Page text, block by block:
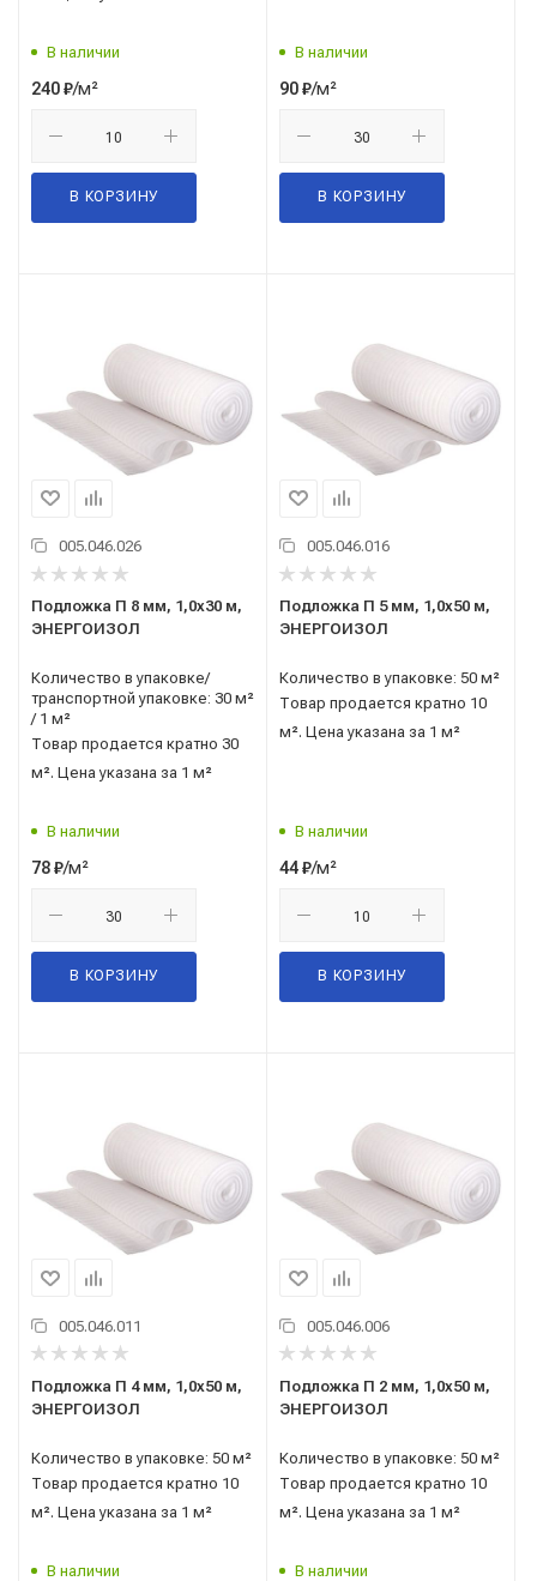
В наличии
240₽/м²
В КОРЗИНУ
В наличии
90₽/м²
В КОРЗИНУ
005.046.026
Подложка П 8 мм, 1,0x30 м,
ЭНЕРГОИЗОЛ
Количество в упаковке/
транспортной упаковке: 30 м²
/ 1 м²
Товар продается кратно 30
м². Цена указана за 1 м²
В наличии
78₽/м²
В КОРЗИНУ
005.046.016
Подложка П 5 мм, 1,0x50 м,
ЭНЕРГОИЗОЛ
Количество в упаковке: 50 м²
Товар продается кратно 10
м². Цена указана за 1 м²
В наличии
44₽/м²
В КОРЗИНУ
005.046.011
Подложка П 4 мм, 1,0x50 м,
ЭНЕРГОИЗОЛ
Количество в упаковке: 50 м²
Товар продается кратно 10
м². Цена указана за 1 м²
В наличии
005.046.006
Подложка П 2 мм, 1,0x50 м,
ЭНЕРГОИЗОЛ
Количество в упаковке: 50 м²
Товар продается кратно 10
м². Цена указана за 1 м²
В наличии